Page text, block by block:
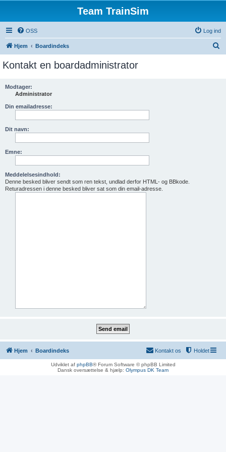
Team TrainSim
OSS Log ind
Hjem Boardindeks
Kontakt en boardadministrator
Modtager:
Administrator
Din emailadresse:
Dit navn:
Emne:
Meddelelsesindhold:
Denne besked bliver sendt som ren tekst, undlad derfor HTML- og BBkode.
Returadressen i denne besked bliver sat som din email-adresse.
Hjem Boardindeks Holdet
Kontakt os
Udviklet af phpBB® Forum Software © phpBB Limited
Dansk oversættelse & hjælp: Olympus DK Team